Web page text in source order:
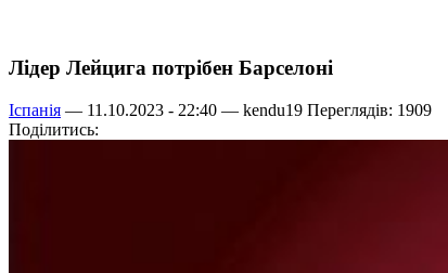
Лідер Лейцига потрібен Барселоні
Іспанія — 11.10.2023 - 22:40 — kendu19 Переглядів: 1909
Поділитись: